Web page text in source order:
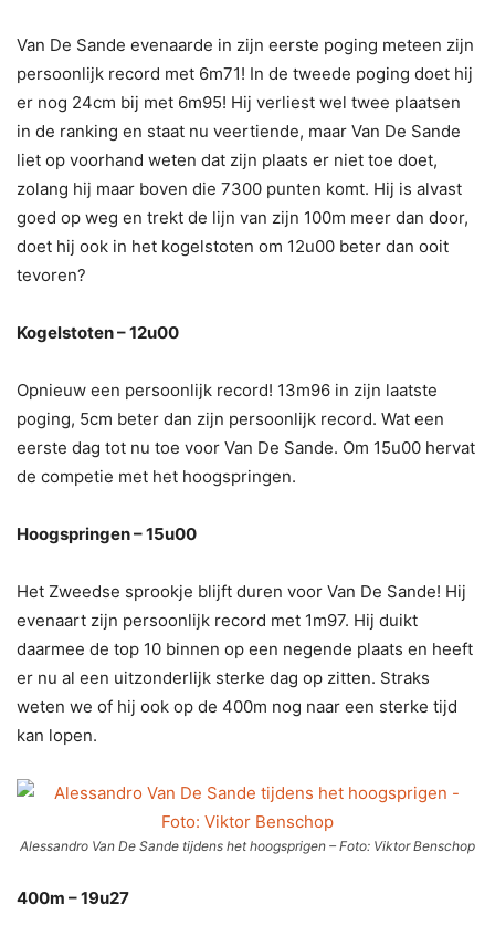
Van De Sande evenaarde in zijn eerste poging meteen zijn
persoonlijk record met 6m71! In de tweede poging doet hij
er nog 24cm bij met 6m95! Hij verliest wel twee plaatsen
in de ranking en staat nu veertiende, maar Van De Sande
liet op voorhand weten dat zijn plaats er niet toe doet,
zolang hij maar boven die 7300 punten komt. Hij is alvast
goed op weg en trekt de lijn van zijn 100m meer dan door,
doet hij ook in het kogelstoten om 12u00 beter dan ooit
tevoren?
Kogelstoten – 12u00
Opnieuw een persoonlijk record! 13m96 in zijn laatste
poging, 5cm beter dan zijn persoonlijk record. Wat een
eerste dag tot nu toe voor Van De Sande. Om 15u00 hervat
de competie met het hoogspringen.
Hoogspringen – 15u00
Het Zweedse sprookje blijft duren voor Van De Sande! Hij
evenaart zijn persoonlijk record met 1m97. Hij duikt
daarmee de top 10 binnen op een negende plaats en heeft
er nu al een uitzonderlijk sterke dag op zitten. Straks
weten we of hij ook op de 400m nog naar een sterke tijd
kan lopen.
Alessandro Van De Sande tijdens het hoogsprigen – Foto: Viktor Benschop
400m – 19u27